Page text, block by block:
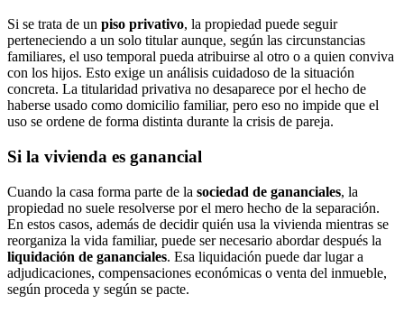
Si se trata de un piso privativo, la propiedad puede seguir
perteneciendo a un solo titular aunque, según las circunstancias
familiares, el uso temporal pueda atribuirse al otro o a quien conviva
con los hijos. Esto exige un análisis cuidadoso de la situación
concreta. La titularidad privativa no desaparece por el hecho de
haberse usado como domicilio familiar, pero eso no impide que el
uso se ordene de forma distinta durante la crisis de pareja.
Si la vivienda es ganancial
Cuando la casa forma parte de la sociedad de gananciales, la
propiedad no suele resolverse por el mero hecho de la separación.
En estos casos, además de decidir quién usa la vivienda mientras se
reorganiza la vida familiar, puede ser necesario abordar después la
liquidación de gananciales. Esa liquidación puede dar lugar a
adjudicaciones, compensaciones económicas o venta del inmueble,
según proceda y según se pacte.